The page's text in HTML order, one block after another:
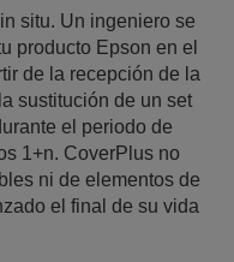
situ. Un ingeniero se
producto Epson en el
de la recepción de la
sustitución de un set
el periodo de
1+n. CoverPlus no
ni de elementos de
el final de su vida